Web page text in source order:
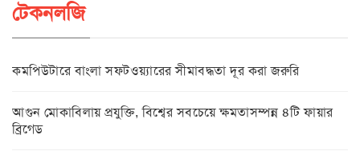
টেকনলজি
কমপিউটারে বাংলা সফটওয়্যারের সীমাবদ্ধতা দূর করা জরুরি
আগুন মোকাবিলায় প্রযুক্তি, বিশ্বের সবচেয়ে ক্ষমতাসম্পন্ন ৪টি ফায়ার
ব্রিগেড